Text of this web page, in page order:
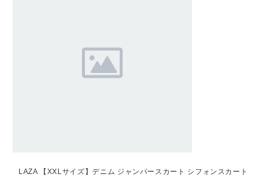
LAZA 【XXLサイズ】デニム ジャンパースカート シフォンスカート